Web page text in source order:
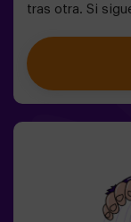
tras otra. Si
equilibrio es
Primero hay que
hacerlo en toda
opción de que
consúltanos
estrechos ⚠️🧩